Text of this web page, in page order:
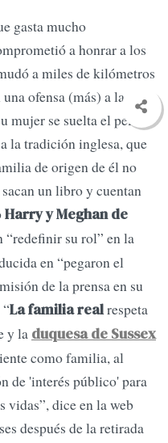
gasta mucho
a honrar a los
a miles de kilómetros
ofensa (más) a la
se suelta el pelo,
la tradición inglesa, que
de origen de él no
un libro y cuentan
Harry y Meghan de
su rol” en la
en “pegaron el
de la prensa en su
La familia realrespeta
y la duquesa de Sussex
como familia, al
de 'interés público' para
vidas”, dice en la web
después de la retirada